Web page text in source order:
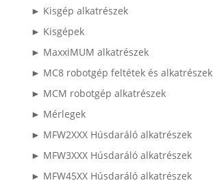
► Kisgép alkatrészek
► Kisgépek
► MaxxiMUM alkatrészek
► MC8 robotgép feltétek és alkatrészek
► MCM robotgép alkatrészek
► Mérlegek
► MFW2XXX Húsdaráló alkatrészek
► MFW3XXX Húsdaráló alkatrészek
► MFW45XX Húsdaráló alkatrészek